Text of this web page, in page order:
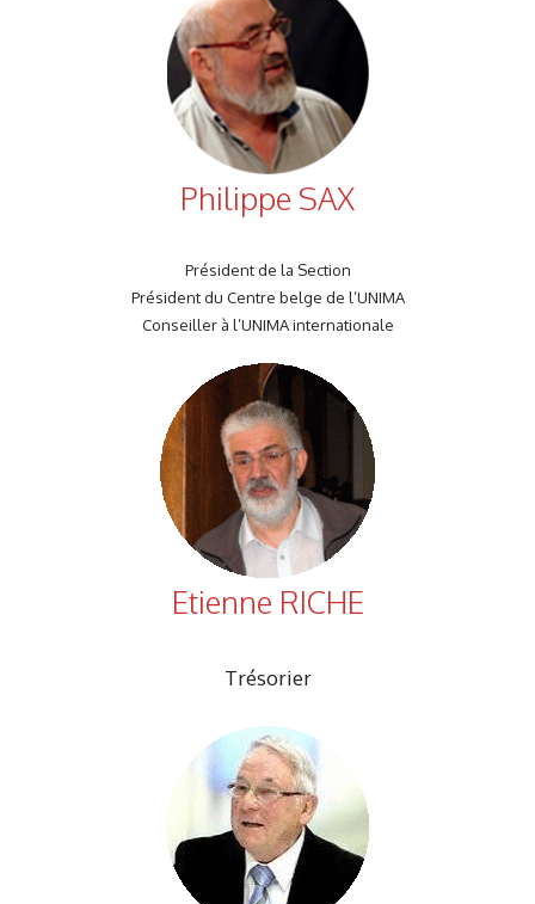
Philippe SAX
Président de la Section
Président du Centre belge de l’UNIMA
Conseiller à l’UNIMA internationale
Etienne RICHE
Trésorier